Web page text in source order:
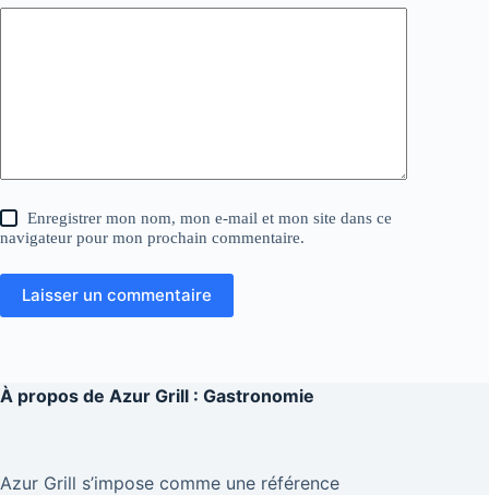
Enregistrer mon nom, mon e-mail et mon site dans ce
navigateur pour mon prochain commentaire.
Laisser un commentaire
À propos de Azur Grill : Gastronomie
Azur Grill s’impose comme une référence